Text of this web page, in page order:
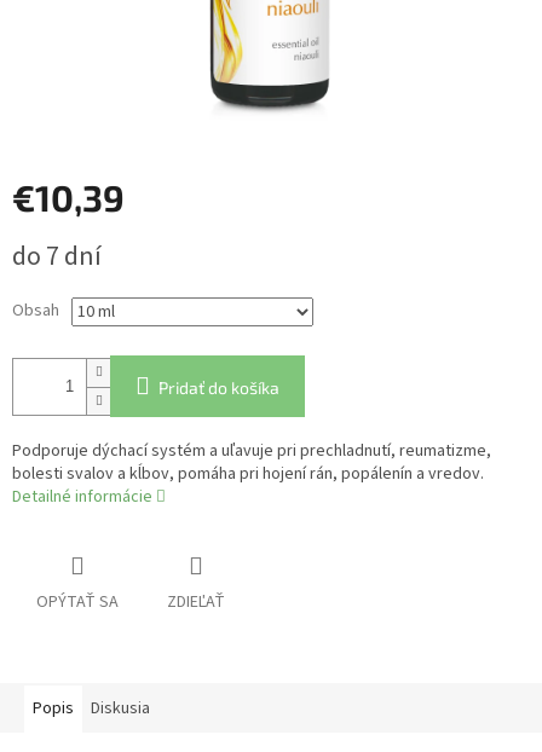
€10,39
cena:
do 7 dní
Obsah
Pridať do košíka
Podporuje dýchací systém a uľavuje pri prechladnutí, reumatizme,
bolesti svalov a kĺbov, pomáha pri hojení rán, popálenín a vredov.
Detailné informácie
OPÝTAŤ SA ZDIEĽAŤ
Popis Diskusia